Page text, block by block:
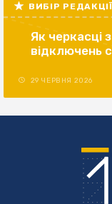
ВИБІР РЕДАКЦІЇ
Як черкасці
відключень
29 ЧЕРВНЯ 2026